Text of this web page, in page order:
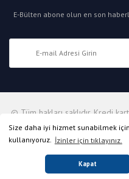
Size daha iyi hizmet sunabilmek
kullanıyoruz. İzinler için tıklayınız.
Kapat
E-Bülten abone olun en son
© Tüm hakları saklıdır. Kredi